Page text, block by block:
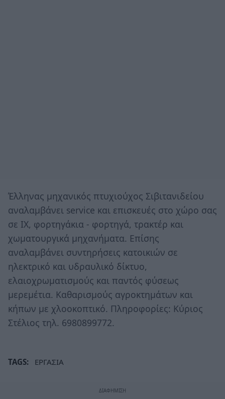
Έλληνας μηχανικός πτυχιούχος Σιβιτανιδείου
αναλαμβάνει service και επισκευές στο χώρο σας
σε ΙΧ, φορτηγάκια - φορτηγά, τρακτέρ και
χωματουργικά μηχανήματα. Επίσης
αναλαμβάνει συντηρήσεις κατοικιών σε
ηλεκτρικό και υδραυλικό δίκτυο,
ελαιοχρωματισμούς και παντός φύσεως
μερεμέτια. Καθαρισμούς αγροκτημάτων και
κήπων με χλοοκοπτικό. Πληροφορίες: Κύριος
Στέλιος τηλ. 6980899772.
TAGS: ΕΡΓΑΣΙΑ